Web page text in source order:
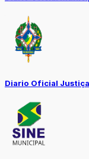
Diario Oficial Justiça